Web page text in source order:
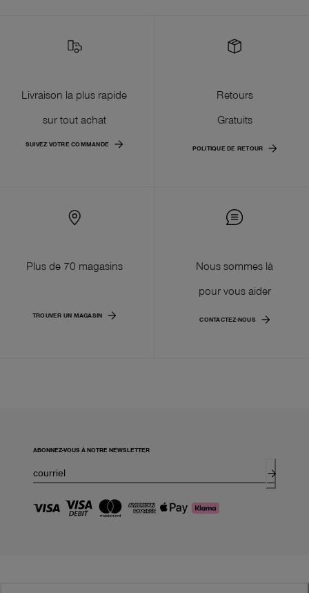
Livraison la plus rapide
sur tout achat
SUIVEZ VOTRE COMMANDE
Retours
Gratuits
POLITIQUE DE RETOUR
Plus de 70 magasins
TROUVER UN MAGASIN
Nous sommes là
pour vous aider
CONTACTEZ-NOUS
ABONNEZ-VOUS À NOTRE NEWSLETTER